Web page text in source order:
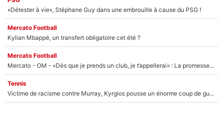
«Détester à vie», Stéphane Guy dans une embrouille à cause du PSG !
Mercato Football
Kylian Mbappé, un transfert obligatoire cet été ?
Mercato Football
Mercato - OM - «Dès que je prends un club, je t’appellerai» : La promesse de Marcelino au moment de claquer la porte
Tennis
Victime de racisme contre Murray, Kyrgios pousse un énorme coup de gueule !